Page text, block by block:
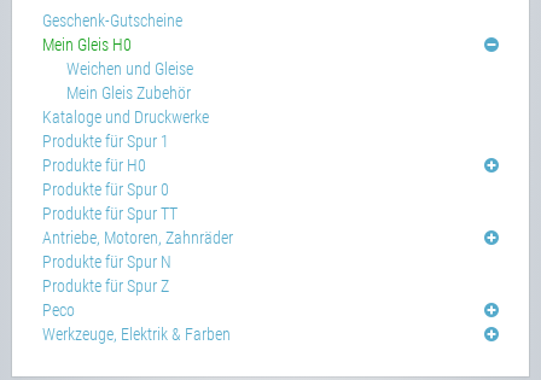
Geschenk-Gutscheine
Mein Gleis H0
Weichen und Gleise
Mein Gleis Zubehör
Kataloge und Druckwerke
Produkte für Spur 1
Produkte für H0
Produkte für Spur 0
Produkte für Spur TT
Antriebe, Motoren, Zahnräder
Produkte für Spur N
Produkte für Spur Z
Peco
Werkzeuge, Elektrik & Farben